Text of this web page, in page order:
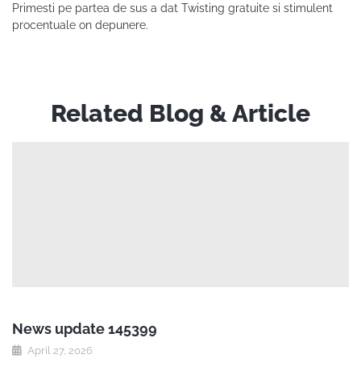
Primesti pe partea de sus a dat Twisting gratuite si stimulent
procentuale on depunere.
Related Blog & Article
News update 145399
April 27, 2026